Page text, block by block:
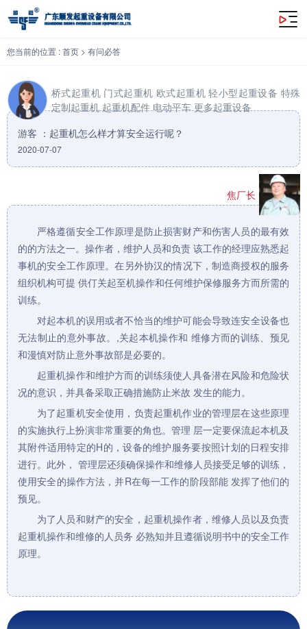
起重机怎么样才算安全运行呢？
您当前的位置 :首页 > 有问必答
桥式起重机 门式起重机 欧式起重机 轻小型起重设备 特殊
定制起重机 起重机配件 电动平车 更多起重设备
游客 ：起重机怎么样才算安全运行呢？
2020-07-07
焦厂长
严格遵循安全工作原理是防止损害财产和伤害人员的最有效
的的方法之一。操作者，维护人员和负责 该工作的经理应熟悉起
事机的安全工作原理。在另外协汉的情况下，制造商授权的服务
组织机构可提 供仃关起至机操作和任何维护保修服务方而所需的
训练。
对起本机的误用或者不恰当的维护可能会导致连安全设备也
无法制止的意外事故。,关起本机操作和 维修方而的训练、预见
和漫慎对防止意外事故部是必要的。
起重机操作和维护方而的训练须使人具备潜在风险和危险状
况的意识，并具备采取正确措施防止米故 发生的能力。
为了起重机安全使用，负责起重机作业的管理层在这些原理
的实施执行上扮演非常重要的角也。管理 层一定要保流起本机及
其附件适用特定的H的，设备的维护服务要按照计划的日程安排
进行。此外， 管理层还须确保操作和维修人员接受足够的训练，
使用安全的操作方法，并R在每一工作的阶段部能 发挥了他们的
预见。
为了人员和财产的安全，起重机操作者，维修人员以及负责
起重机操作和维修的人员务 必熟知并且遵循说明书中的安全工作
原理。